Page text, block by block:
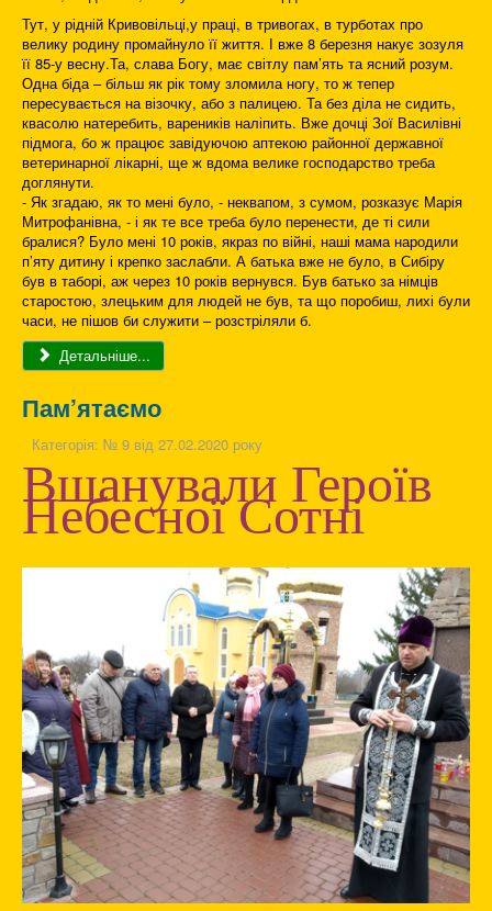
Тут, у рідній Кривовільці,у праці, в тривогах, в турботах про
велику родину промайнуло її життя. І вже 8 березня накує зозуля
її 85-у весну.Та, слава Богу, має світлу пам’ять та ясний розум.
Одна біда – більш як рік тому зломила ногу, то ж тепер
пересувається на візочку, або з палицею. Та без діла не сидить,
квасолю натеребить, вареників наліпить. Вже дочці Зої Василівні
підмога, бо ж працює завідуючою аптекою районної державної
ветеринарної лікарні, ще ж вдома велике господарство треба
доглянути.
- Як згадаю, як то мені було, - неквапом, з сумом, розказує Марія
Митрофанівна, - і як те все треба було перенести, де ті сили
бралися? Було мені 10 років, якраз по війні, наші мама народили
п’яту дитину і крепко заслабли. А батька вже не було, в Сибіру
був в таборі, аж через 10 років вернувся. Був батько за німців
старостою, злецьким для людей не був, та що поробиш, лихі були
часи, не пішов би служити – розстріляли б.
Детальніше...
Пам’ятаємо
Категорія: № 9 від 27.02.2020 року
Вшанували Героїв
Небесної Сотні